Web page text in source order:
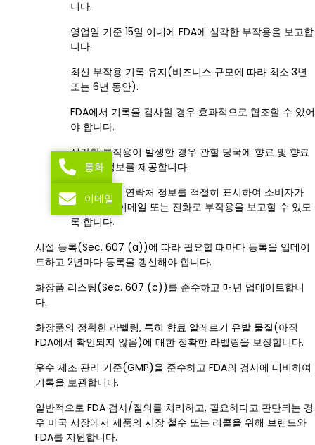
니다.
영업일 기준 15일 이내에 FDA에 심각한 부작용을 보고합
니다.
최신 부작용 기록 유지(비즈니스 규모에 따라 최소 3년
또는 6년 동안).
FDA에서 기록을 검사할 경우 효과적으로 협조할 수 있어
야 합니다.
심각한 부작용이 발생한 경우 관할 당국에 향료 및 향료
에 대한 정보를 제공합니다.
제품 라벨에 연락처 정보를 적절히 표시하여 소비자가
일반 우편, 이메일 또는 전화로 부작용을 보고할 수 있도
록 합니다.
시설 등록(Sec. 607 (a))에 따라 필요할 때마다 등록을 업데이
트하고 2년마다 등록을 갱신해야 합니다.
화장품 리스팅(Sec. 607 (c))를 준수하고 매년 업데이트합니
다.
화장품의 정확한 라벨링, 특히 향료 알레르기 유발 물질(아직
FDA에서 확인되지 않음)에 대한 정확한 라벨링을 보장합니다.
우수 제조 관리 기준(GMP)을 준수하고 FDA의 검사에 대비하여
기록을 보관합니다.
일반적으로 FDA 검사/질의를 처리하고, 필요하다고 판단되는 경
우 미국 시장에서 제품의 시장 철수 또는 리콜을 위해 브랜드와
FDA를 지원합니다.
통화
이메일